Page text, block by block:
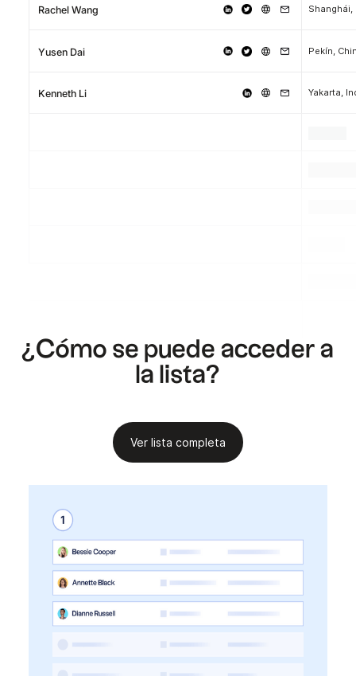
Rachel Wang Shanghái,
Yusen Dai Pekín,
Kenneth Li Yakarta,
¿Cómo se puede acceder a
la lista?
Ver lista completa